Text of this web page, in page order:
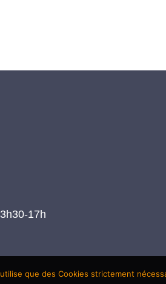
17h
que des Cookies strictement